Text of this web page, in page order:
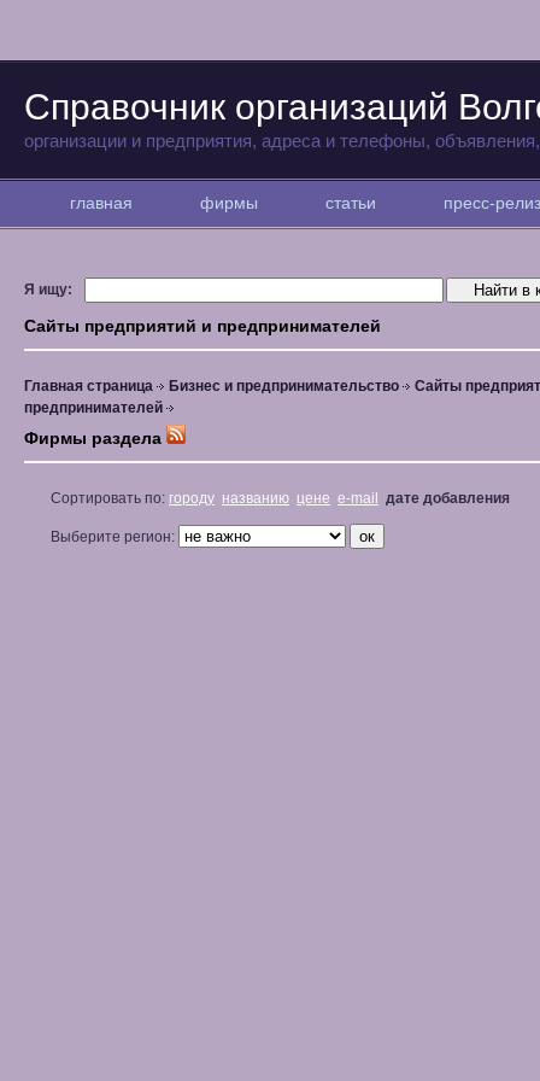
Справочник организаций
организации и предприятия, адреса и телефоны,
главная фирмы статьи пресс-
Я ищу:
Сайты предприятий и предпринимателей
Главная страница Бизнес и предпринимательство
Сайты
предпринимателей
Фирмы раздела
Сортировать по: городу названию цене e-mail дате добавления
Выберите регион: